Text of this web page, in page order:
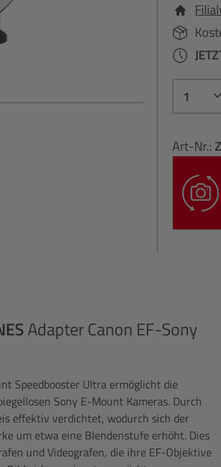
Art-Nr.:
Adapter Canon EF-Sony
Speedbooster Ultra ermöglicht die
Sony E-Mount Kameras. Durch
effektiv verdichtet, wodurch sich der
um etwa eine Blendenstufe erhöht. Dies
und Videografen, die ihre EF-Objektive